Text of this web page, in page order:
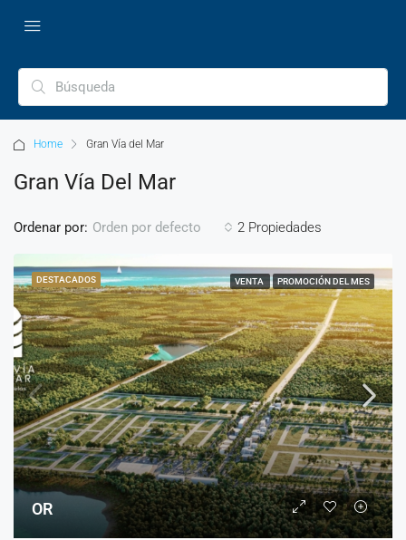
Home Gran Vía del Mar
Gran Vía Del Mar
2 Propiedades
Ordenar por: Orden por defecto
DESTACADOS VENTA PROMOCIÓN DEL MES
OR